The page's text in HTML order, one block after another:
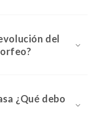
del
¿Qué debo